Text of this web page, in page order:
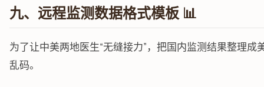
九、远程监测数据格式模板 📊
为了让中美两地医生“无缝接力”，把国内监测结果整理成
乱码。